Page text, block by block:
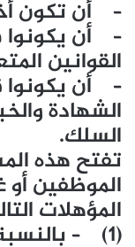
– أن تكون
– أن
القوانين
– أن يكونوا
الشهادة
السلك.
تفتح هذه
الموظفين
المؤهلات
(1) –